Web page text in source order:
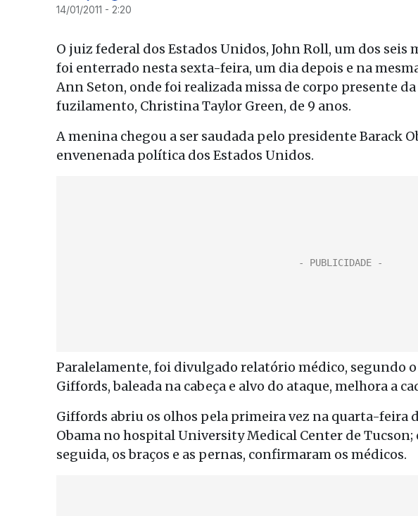
14/01/2011 - 2:20
O juiz federal dos Estados Unidos, John Roll, um dos seis
foi enterrado nesta sexta-feira, um dia depois e na
Ann Seton, onde foi realizada missa de corpo presente
fuzilamento, Christina Taylor Green, de 9 anos.
A menina chegou a ser saudada pelo presidente Barack
envenenada política dos Estados Unidos.
Paralelamente, foi divulgado relatório médico, segundo
Giffords, baleada na cabeça e alvo do ataque, melhora a
Giffords abriu os olhos pela primeira vez na quarta-feira
Obama no hospital University Medical Center de
seguida, os braços e as pernas, confirmaram os médicos.